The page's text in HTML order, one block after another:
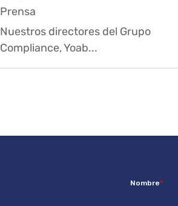
Prensa
Nuestros directores del Grupo
Compliance, Yoab...